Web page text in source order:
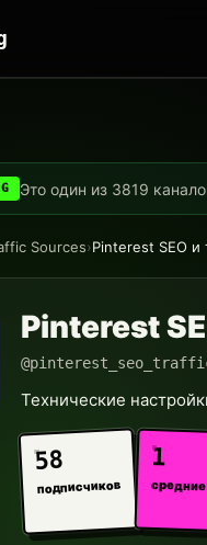
Это один из 3819
Sources›Pinterest SEO и
Pinterest
Технические
58
подписчиков
1